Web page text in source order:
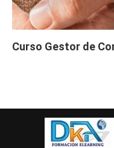
Curso Gestor de